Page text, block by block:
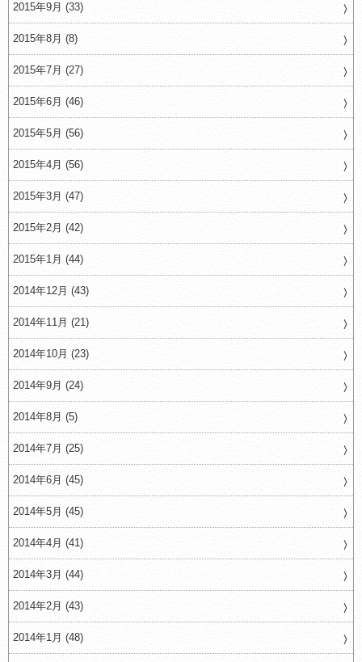
2015年9月 (33)
2015年8月 (8)
2015年7月 (27)
2015年6月 (46)
2015年5月 (56)
2015年4月 (56)
2015年3月 (47)
2015年2月 (42)
2015年1月 (44)
2014年12月 (43)
2014年11月 (21)
2014年10月 (23)
2014年9月 (24)
2014年8月 (5)
2014年7月 (25)
2014年6月 (45)
2014年5月 (45)
2014年4月 (41)
2014年3月 (44)
2014年2月 (43)
2014年1月 (48)